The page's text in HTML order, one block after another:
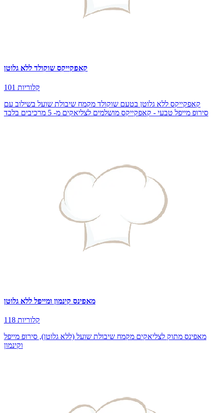
קאפקייקס שוקולד ללא גלוטן
101 קלוריות
קאפקייקס ללא גלוטן בטעם שוקולד מקמח שיבולת שועל בשילוב עם
סירופ מייפל טבעי - קאפקייקס מושלמים לצליאקים מ- 5 מרכיבים בלבד
מאפינס קינמון ומייפל ללא גלוטן
118 קלוריות
מאפינס מתוק לצליאקים מקמח שיבולת שועל (ללא גלוטן), סירופ מייפל
וקינמון